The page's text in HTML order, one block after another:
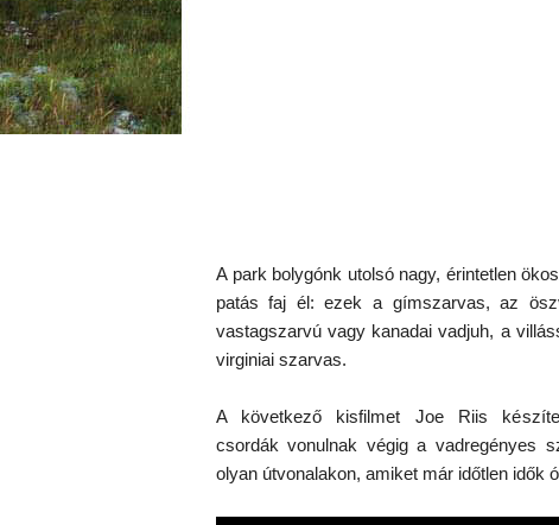
A park bolygónk utolsó nagy, érintetlen
patás faj él: ezek a gímszarvas, az
vastagszarvú vagy kanadai vadjuh, a
virginiai szarvas.
A következő kisfilmet Joe Riis
csordák vonulnak végig a vadregényes
olyan útvonalakon, amiket már időtlen idők